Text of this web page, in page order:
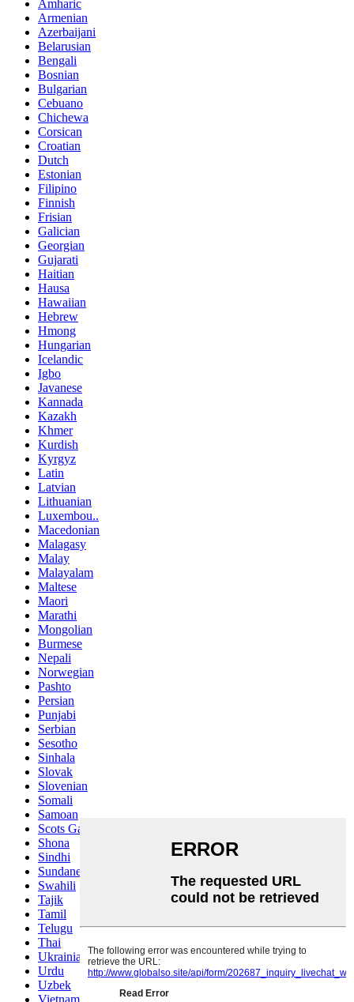
Amharic
Armenian
Azerbaijani
Belarusian
Bengali
Bosnian
Bulgarian
Cebuano
Chichewa
Corsican
Croatian
Dutch
Estonian
Filipino
Finnish
Frisian
Galician
Georgian
Gujarati
Haitian
Hausa
Hawaiian
Hebrew
Hmong
Hungarian
Icelandic
Igbo
Javanese
Kannada
Kazakh
Khmer
Kurdish
Kyrgyz
Latin
Latvian
Lithuanian
Luxembou..
Macedonian
Malagasy
Malay
Malayalam
Maltese
Maori
Marathi
Mongolian
Burmese
Nepali
Norwegian
Pashto
Persian
Punjabi
Serbian
Sesotho
Sinhala
Slovak
Slovenian
Somali
Samoan
Scots Gaelic
Shona
Sindhi
Sundanese
Swahili
Tajik
Tamil
Telugu
Thai
Ukrainian
Urdu
Uzbek
Vietnamese